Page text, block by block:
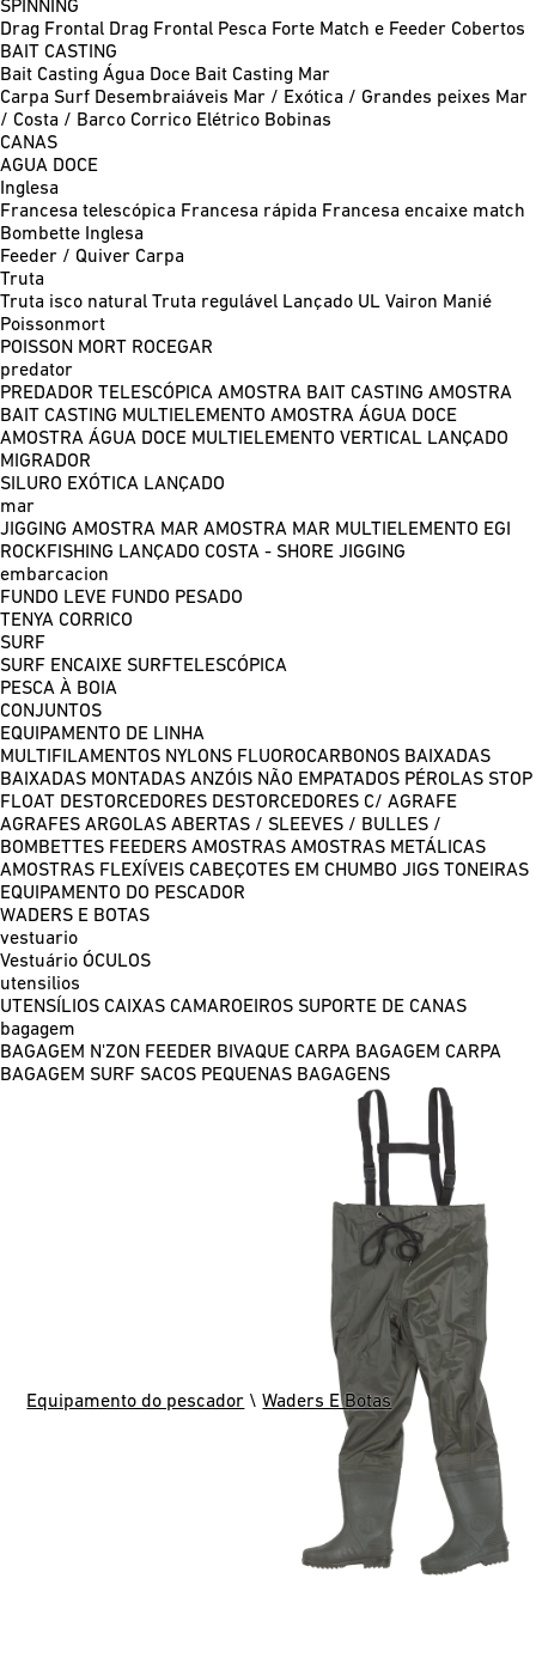
SPINNING
Drag Frontal Drag Frontal Pesca Forte Match e Feeder Cobertos
BAIT CASTING
Bait Casting Água Doce Bait Casting Mar
Carpa Surf Desembraiáveis Mar / Exótica / Grandes peixes Mar
/ Costa / Barco Corrico Elétrico Bobinas
CANAS
AGUA DOCE
Inglesa
Francesa telescópica Francesa rápida Francesa encaixe match
Bombette Inglesa
Feeder / Quiver Carpa
Truta
Truta isco natural Truta regulável Lançado UL Vairon Manié
Poissonmort
POISSON MORT ROCEGAR
predator
PREDADOR TELESCÓPICA AMOSTRA BAIT CASTING AMOSTRA
BAIT CASTING MULTIELEMENTO AMOSTRA ÁGUA DOCE
AMOSTRA ÁGUA DOCE MULTIELEMENTO VERTICAL LANÇADO
MIGRADOR
SILURO EXÓTICA LANÇADO
mar
JIGGING AMOSTRA MAR AMOSTRA MAR MULTIELEMENTO EGI
ROCKFISHING LANÇADO COSTA - SHORE JIGGING
embarcacion
FUNDO LEVE FUNDO PESADO
TENYA CORRICO
SURF
SURF ENCAIXE SURFTELESCÓPICA
PESCA À BOIA
CONJUNTOS
EQUIPAMENTO DE LINHA
MULTIFILAMENTOS NYLONS FLUOROCARBONOS BAIXADAS
BAIXADAS MONTADAS ANZÓIS NÃO EMPATADOS PÉROLAS STOP
FLOAT DESTORCEDORES DESTORCEDORES C/ AGRAFE
AGRAFES ARGOLAS ABERTAS / SLEEVES / BULLES /
BOMBETTES FEEDERS AMOSTRAS AMOSTRAS METÁLICAS
AMOSTRAS FLEXÍVEIS CABEÇOTES EM CHUMBO JIGS TONEIRAS
EQUIPAMENTO DO PESCADOR
WADERS E BOTAS
vestuario
Vestuário ÓCULOS
utensilios
UTENSÍLIOS CAIXAS CAMAROEIROS SUPORTE DE CANAS
bagagem
BAGAGEM N'ZON FEEDER BIVAQUE CARPA BAGAGEM CARPA
BAGAGEM SURF SACOS PEQUENAS BAGAGENS
Equipamento do pescador \Waders E Botas